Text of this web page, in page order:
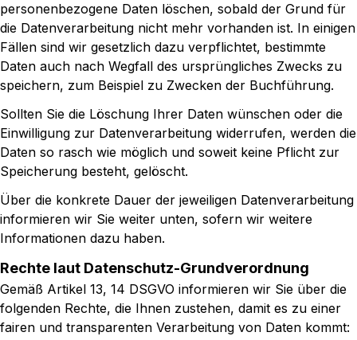
personenbezogene Daten löschen, sobald der Grund für
die Datenverarbeitung nicht mehr vorhanden ist. In einigen
Fällen sind wir gesetzlich dazu verpflichtet, bestimmte
Daten auch nach Wegfall des ursprüngliches Zwecks zu
speichern, zum Beispiel zu Zwecken der Buchführung.
Sollten Sie die Löschung Ihrer Daten wünschen oder die
Einwilligung zur Datenverarbeitung widerrufen, werden die
Daten so rasch wie möglich und soweit keine Pflicht zur
Speicherung besteht, gelöscht.
Über die konkrete Dauer der jeweiligen Datenverarbeitung
informieren wir Sie weiter unten, sofern wir weitere
Informationen dazu haben.
Rechte laut Datenschutz-Grundverordnung
Gemäß Artikel 13, 14 DSGVO informieren wir Sie über die
folgenden Rechte, die Ihnen zustehen, damit es zu einer
fairen und transparenten Verarbeitung von Daten kommt: